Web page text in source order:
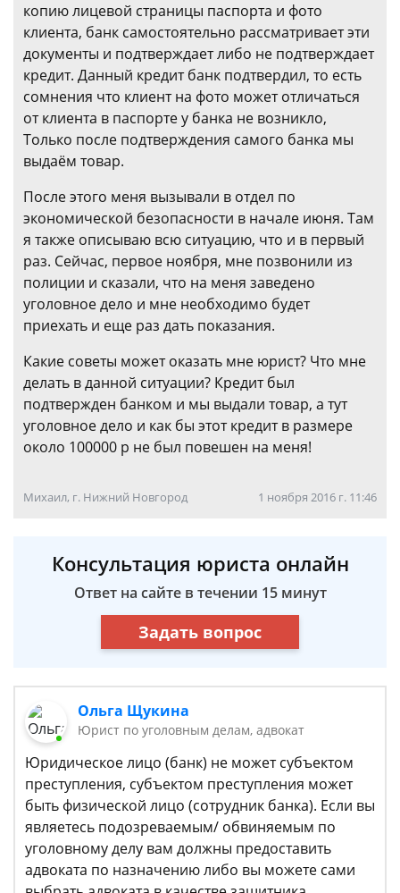
копию лицевой страницы паспорта и фото
клиента, банк самостоятельно рассматривает эти
документы и подтверждает либо не подтверждает
кредит. Данный кредит банк подтвердил, то есть
сомнения что клиент на фото может отличаться
от клиента в паспорте у банка не возникло,
Только после подтверждения самого банка мы
выдаём товар.
После этого меня вызывали в отдел по
экономической безопасности в начале июня. Там
я также описываю всю ситуацию, что и в первый
раз. Сейчас, первое ноября, мне позвонили из
полиции и сказали, что на меня заведено
уголовное дело и мне необходимо будет
приехать и еще раз дать показания.
Какие советы может оказать мне юрист? Что мне
делать в данной ситуации? Кредит был
подтвержден банком и мы выдали товар, а тут
уголовное дело и как бы этот кредит в размере
около 100000 р не был повешен на меня!
Михаил, г. Нижний Новгород 1 ноября 2016 г. 11:46
Консультация юриста онлайн
Ответ на сайте в течении 15 минут
Задать вопрос
Ольга Щукина
Юрист по уголовным делам, адвокат
Юридическое лицо (банк) не может субъектом
преступления, субъектом преступления может
быть физической лицо (сотрудник банка). Если вы
являетесь подозреваемым/ обвиняемым по
уголовному делу вам должны предоставить
адвоката по назначению либо вы можете сами